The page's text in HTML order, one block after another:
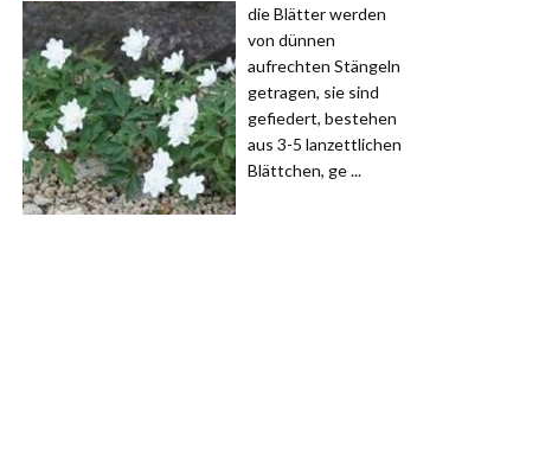
die Blätter werden
von dünnen
aufrechten Stängeln
getragen, sie sind
gefiedert, bestehen
aus 3-5 lanzettlichen
Blättchen, ge ...